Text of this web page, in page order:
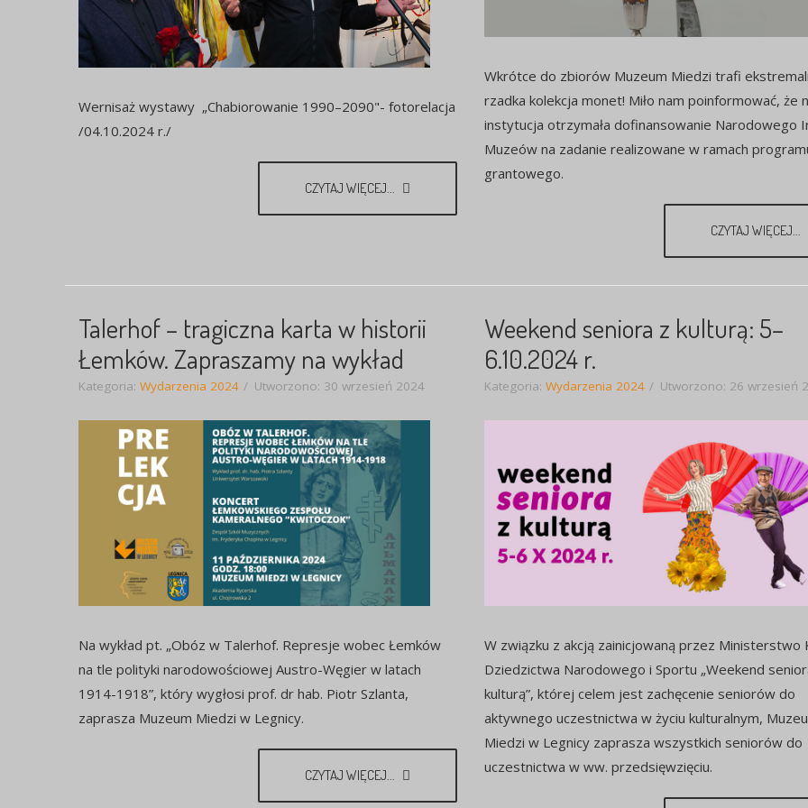
Wernisaż wystawy „Chabiorowanie 1990–2090"- fotorelacja
/04.10.2024 r./
CZYTAJ WIĘCEJ...
Wkrótce do zbiorów Muzeum Miedzi trafi
rzadka kolekcja monet! Miło nam poinformować, że
instytucja otrzymała dofinansowanie Narodowego
Muzeów na zadanie realizowane w ramach
grantowego.
CZYTAJ WIĘCEJ...
Talerhof – tragiczna karta w historii
Łemków. Zapraszamy na wykład
Kategoria: Wydarzenia 2024 Utworzono: 30 wrzesień 2024
Na wykład pt. „Obóz w Talerhof. Represje wobec Łemków
na tle polityki narodowościowej Austro-Węgier w latach
1914-1918”, który wygłosi prof. dr hab. Piotr Szlanta,
zaprasza Muzeum Miedzi w Legnicy.
CZYTAJ WIĘCEJ...
Weekend seniora z kulturą: 5–
6.10.2024 r.
Kategoria: Wydarzenia 2024 Utworzono: 26 wrzesień
W związku z akcją zainicjowaną przez Ministerstwo
Dziedzictwa Narodowego i Sportu „Weekend
kulturą”, której celem jest zachęcenie seniorów do
aktywnego uczestnictwa w życiu kulturalnym,
Miedzi w Legnicy zaprasza wszystkich seniorów do
uczestnictwa w ww. przedsięwzięciu.